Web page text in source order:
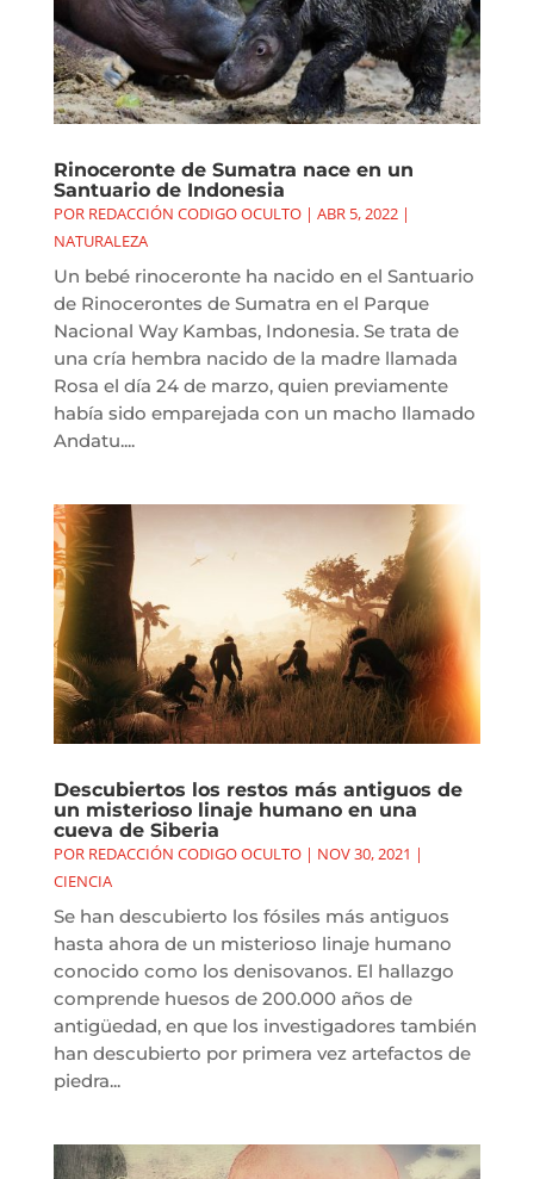
Rinoceronte de Sumatra nace en un
Santuario de Indonesia
POR REDACCIÓN CODIGO OCULTO| ABR 5, 2022|
NATURALEZA
Un bebé rinoceronte ha nacido en el Santuario
de Rinocerontes de Sumatra en el Parque
Nacional Way Kambas, Indonesia. Se trata de
una cría hembra nacido de la madre llamada
Rosa el día 24 de marzo, quien previamente
había sido emparejada con un macho llamado
Andatu....
Descubiertos los restos más antiguos de
un misterioso linaje humano en una
cueva de Siberia
POR REDACCIÓN CODIGO OCULTO| NOV 30, 2021 |
CIENCIA
Se han descubierto los fósiles más antiguos
hasta ahora de un misterioso linaje humano
conocido como los denisovanos. El hallazgo
comprende huesos de 200.000 años de
antigüedad, en que los investigadores también
han descubierto por primera vez artefactos de
piedra...